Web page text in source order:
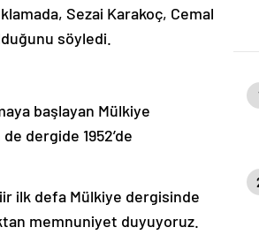
Sezai Karakoç, Cemal
söyledi.
başlayan Mülkiye
dergide 1952’de
ilk defa Mülkiye dergisinde
memnuniyet duyuyoruz.